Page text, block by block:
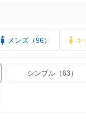
メンズ（96） キ
シンプル（63）